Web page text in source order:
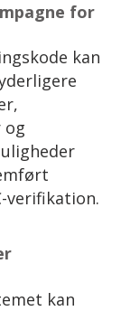
for
kan
og
verifikation.
kan